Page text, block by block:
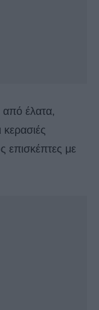
από έλατα,
κερασιές
επισκέπτες με